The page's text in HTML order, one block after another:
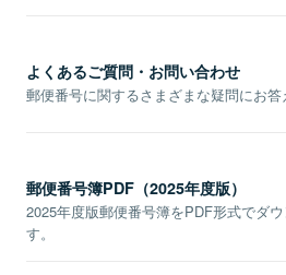
よくあるご質問・お問い合わせ
郵便番号に関するさまざまな疑問にお答
郵便番号簿PDF（2025年度版）
2025年度版郵便番号簿をPDF形式でダ
す。